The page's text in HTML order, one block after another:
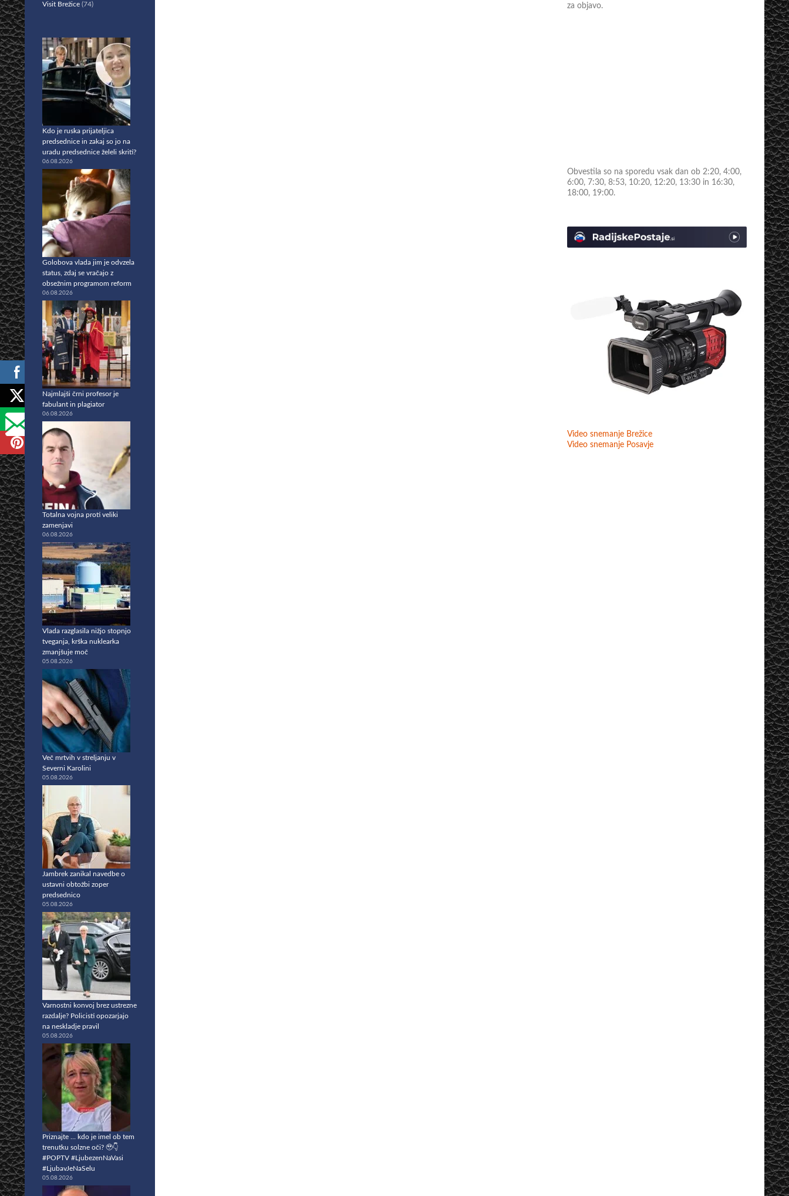
za objavo.
Obvestila so na sporedu vsak dan ob 2:20, 4:00,
6:00, 7:30, 8:53, 10:20, 12:20, 13:30 in 16:30,
18:00, 19:00.
Video snemanje Brežice
Video snemanje Posavje
Visit Brežice (74)
Kdo je ruska prijateljica
predsednice in zakaj so jo na
uradu predsednice želeli skriti?
06.08.2026
Golobova vlada jim je odvzela
status, zdaj se vračajo z
obsežnim programom reform
06.08.2026
Najmlajši črni profesor je
fabulant in plagiator
06.08.2026
Totalna vojna proti veliki
zamenjavi
06.08.2026
Vlada razglasila nižjo stopnjo
tveganja, krška nuklearka
zmanjšuje moč
05.08.2026
Več mrtvih v streljanju v
Severni Karolini
05.08.2026
Jambrek zanikal navedbe o
ustavni obtožbi zoper
predsednico
05.08.2026
Varnostni konvoj brez ustrezne
razdalje? Policisti opozarjajo
na neskladje pravil
05.08.2026
Priznajte … kdo je imel ob tem
trenutku solzne oči? 🥹👇
#POPTV #LjubezenNaVasi
#LjubavJeNaSelu
05.08.2026